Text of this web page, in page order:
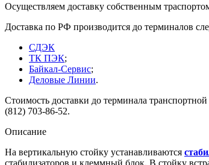
Осуществляем доставку собственным
Доставка по РФ производится до терминалов
СДЭК
ТК ПЭК;
Байкал-Сервис;
Деловые Линии.
Стоимость доставки до терминала
(812) 703-86-52.
Описание
На вертикальную стойку устанавливаются
стабилизаторов и клеммный блок. В стойку